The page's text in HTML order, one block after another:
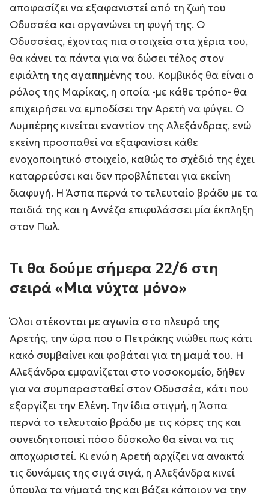
αποφασίζει να εξαφανιστεί από τη ζωή του
Οδυσσέα και οργανώνει τη φυγή της. Ο
Οδυσσέας, έχοντας πια στοιχεία στα χέρια του,
θα κάνει τα πάντα για να δώσει τέλος στον
εφιάλτη της αγαπημένης του. Κομβικός θα είναι ο
ρόλος της Μαρίκας, η οποία -με κάθε τρόπο- θα
επιχειρήσει να εμποδίσει την Αρετή να φύγει. Ο
Λυμπέρης κινείται εναντίον της Αλεξάνδρας, ενώ
εκείνη προσπαθεί να εξαφανίσει κάθε
ενοχοποιητικό στοιχείο, καθώς το σχέδιό της έχει
καταρρεύσει και δεν προβλέπεται για εκείνη
διαφυγή. Η Άσπα περνά το τελευταίο βράδυ με τα
παιδιά της και η Αννέζα επιφυλάσσει μία έκπληξη
στον Πωλ.
Τι θα δούμε σήμερα 22/6 στη
σειρά «Μια νύχτα μόνο»
Όλοι στέκονται με αγωνία στο πλευρό της
Αρετής, την ώρα που ο Πετράκης νιώθει πως κάτι
κακό συμβαίνει και φοβάται για τη μαμά του. Η
Αλεξάνδρα εμφανίζεται στο νοσοκομείο, δήθεν
για να συμπαρασταθεί στον Οδυσσέα, κάτι που
εξοργίζει την Ελένη. Την ίδια στιγμή, η Άσπα
περνά το τελευταίο βράδυ με τις κόρες της και
συνειδητοποιεί πόσο δύσκολο θα είναι να τις
αποχωριστεί. Κι ενώ η Αρετή αρχίζει να ανακτά
τις δυνάμεις της σιγά σιγά, η Αλεξάνδρα κινεί
ύπουλα τα νήματά της και βάζει κάποιον να την